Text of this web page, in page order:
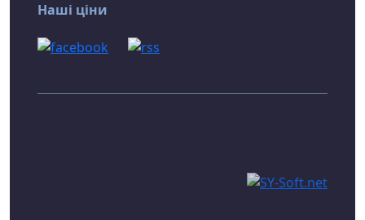
Наші ціни